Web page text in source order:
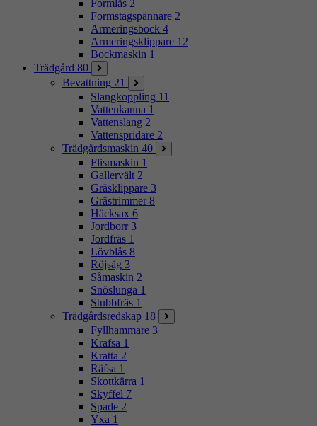
Formlås 2
Formstagspännare 2
Armeringsbock 4
Armeringsklippare 12
Bockmaskin 1
Trädgård 80
Bevattning 21
Slangkoppling 11
Vattenkanna 1
Vattenslang 2
Vattenspridare 2
Trädgårdsmaskin 40
Flismaskin 1
Gallervält 2
Gräsklippare 3
Grästrimmer 8
Häcksax 6
Jordborr 3
Jordfräs 1
Lövblås 8
Röjsåg 3
Såmaskin 2
Snöslunga 1
Stubbfräs 1
Trädgårdsredskap 18
Fyllhammare 3
Krafsa 1
Kratta 2
Räfsa 1
Skottkärra 1
Skyffel 7
Spade 2
Yxa 1